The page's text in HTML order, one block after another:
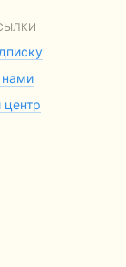
нами